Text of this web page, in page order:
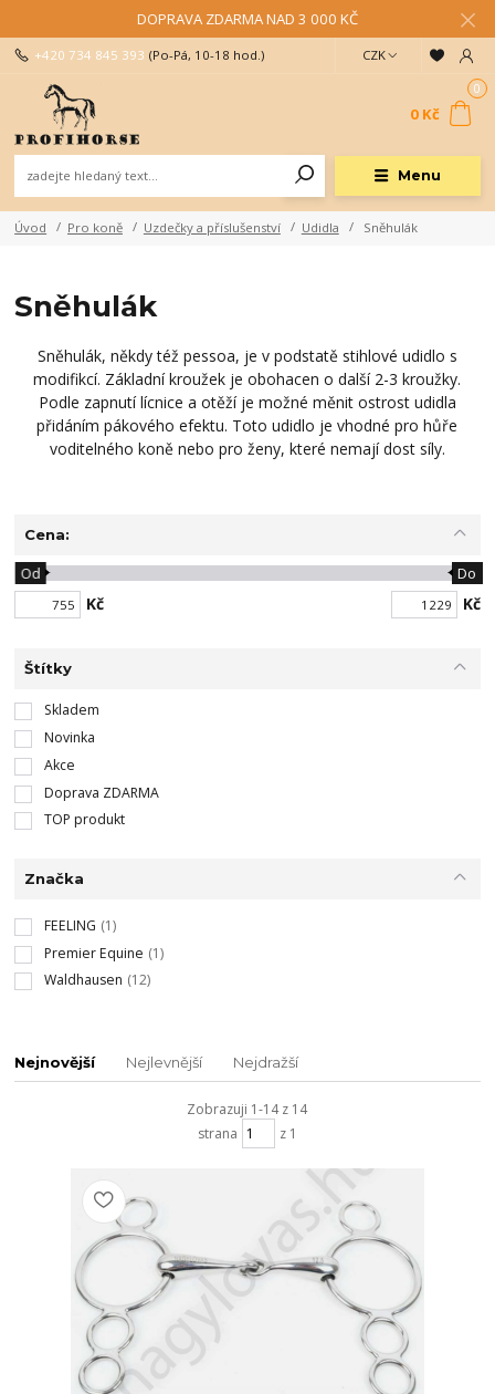
DOPRAVA ZDARMA NAD 3 000 KČ
Menu
CZK
+420 734 845 393 (Po-Pá, 10-18 hod.)
0
0 Kč
Úvod Pro koně Uzdečky a příslušenství Udidla Sněhulák
Sněhulák
Sněhulák, někdy též pessoa, je v podstatě stihlové udidlo s
modifikcí. Základní kroužek je obohacen o další 2-3 kroužky.
Podle zapnutí lícnice a otěží je možné měnit ostrost udidla
přidáním pákového efektu. Toto udidlo je vhodné pro hůře
voditelného koně nebo pro ženy, které nemají dost síly.
Cena:
Kč
Od Do
Kč
Štítky
Skladem
Novinka
Akce
Doprava ZDARMA
TOP produkt
Značka
FEELING (1)
Premier Equine (1)
Waldhausen (12)
Nejnovější Nejlevnější Nejdražší
Zobrazuji 1-14 z 14
strana
z 1